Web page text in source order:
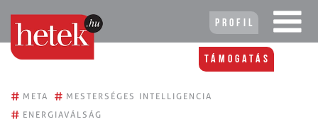
Profil
Támogatás
# META # MESTERSÉGES INTELLIGENCIA
# ENERGIAVÁLSÁG